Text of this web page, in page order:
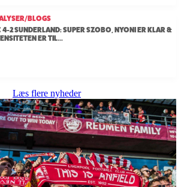
BLOGS
4-2 SUNDERLAND: SUPER SZOBO, NYONI ER KLAR &
ER TIL...
Læs flere nyheder